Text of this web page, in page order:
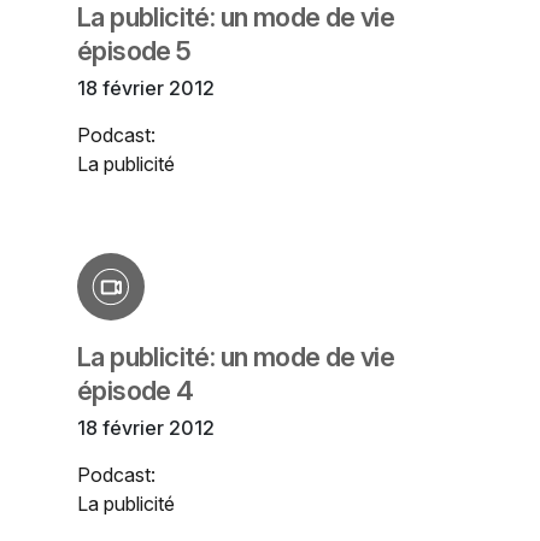
La publicité: un mode de vie
épisode 5
18 février 2012
Podcast:
La publicité
La publicité: un mode de vie
épisode 4
18 février 2012
Podcast:
La publicité